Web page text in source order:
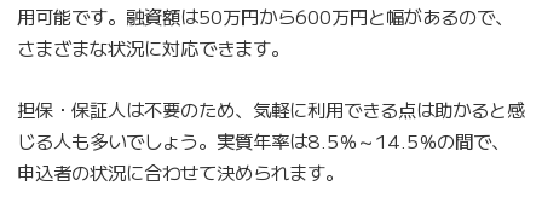
用可能です。融資額は50万円から600万円と幅があるので、
さまざまな状況に対応できます。
担保・保証人は不要のため、気軽に利用できる点は助かると感
じる人も多いでしょう。実質年率は8.5％～14.5％の間で、
申込者の状況に合わせて決められます。